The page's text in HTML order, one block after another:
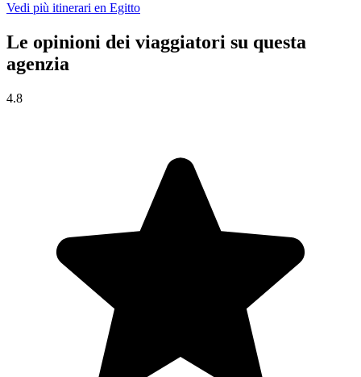
Vedi più itinerari en Egitto
Le opinioni dei viaggiatori su questa
agenzia
4.8